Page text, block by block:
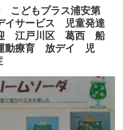
どもプラス浦安第
イサービス 児童発達
江戸川区 葛西 船
動療育 放デイ 児